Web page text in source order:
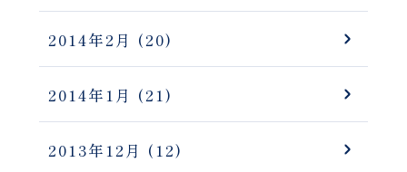
2014年2月 (20)
2014年1月 (21)
2013年12月 (12)